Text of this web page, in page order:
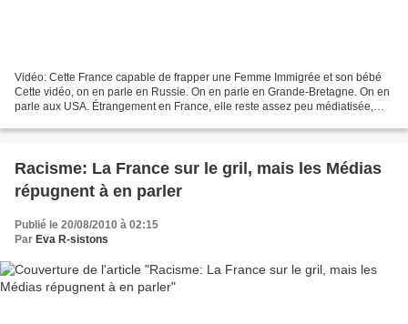
Vidéo: Cette France capable de frapper une Femme Immigrée et son bébé
Cette vidéo, on en parle en Russie. On en parle en Grande-Bretagne. On en
parle aux USA. Étrangement en France, elle reste assez peu médiatisée,
Racisme: La France sur le gril, mais les Médias
répugnent à en parler
Publié le 20/08/2010 à 02:15
Par Eva R-sistons